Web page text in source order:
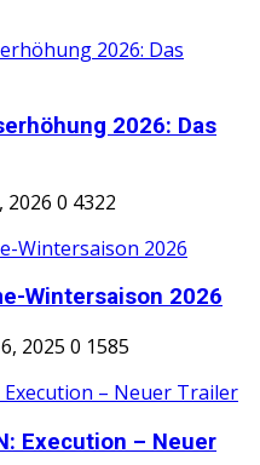
2026: Das
2026 0 4322
Wintersaison 2026
2025 0 1585
Execution – Neuer